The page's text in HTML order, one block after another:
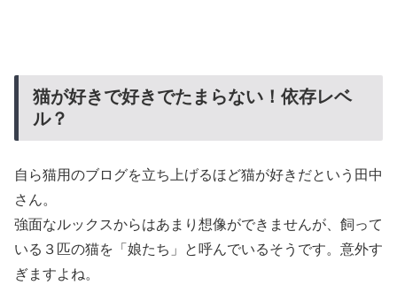
猫が好きで好きでたまらない！依存レベ
ル？
自ら猫用のブログを立ち上げるほど猫が好きだという田中
さん。
強面なルックスからはあまり想像ができませんが、飼って
いる３匹の猫を「娘たち」と呼んでいるそうです。意外す
ぎますよね。